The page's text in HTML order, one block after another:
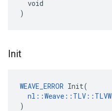
  void
)
Init
WEAVE_ERROR Init(
nl ::Weave :: TLV ::
)